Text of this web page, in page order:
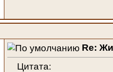
Re:
Цитата: